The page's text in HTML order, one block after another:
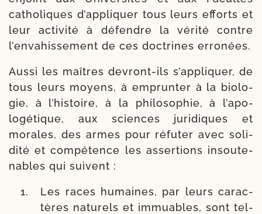
catho­liques d’appliquer tous leurs efforts et
leur acti­vi­té à défendre la véri­té contre
l’envahissement de ces doc­trines erronées.
Aussi les maîtres devront-​ils s’appliquer, de
tous leurs moyens, à emprun­ter à la bio­lo­
gie, à l’histoire, à la phi­lo­so­phie, à l’apo­
logétique, aux sciences juri­diques et
morales, des armes pour réfu­ter avec soli­
di­té et com­pé­tence les asser­tions insou­te­
nables qui suivent :
Les races humaines, par leurs carac­
tères natu­rels et immuables, sont tel­